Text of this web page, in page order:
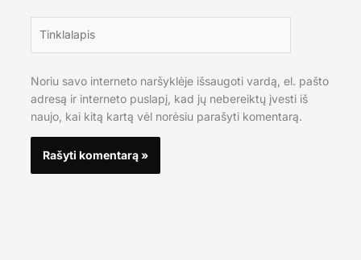
Noriu savo interneto naršyklėje išsaugoti vardą, el. pašto
adresą ir interneto puslapį, kad jų nebereiktų įvesti iš
naujo, kai kitą kartą vėl norėsiu parašyti komentarą.